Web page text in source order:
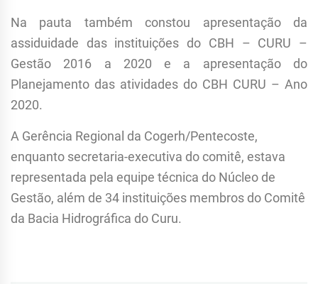
Na pauta também constou apresentação da
assiduidade das instituições do CBH – CURU –
Gestão 2016 a 2020 e a apresentação do
Planejamento das atividades do CBH CURU – Ano
2020.
A Gerência Regional da Cogerh/Pentecoste,
enquanto secretaria-executiva do comitê, estava
representada pela equipe técnica do Núcleo de
Gestão, além de 34 instituições membros do Comitê
da Bacia Hidrográfica do Curu.